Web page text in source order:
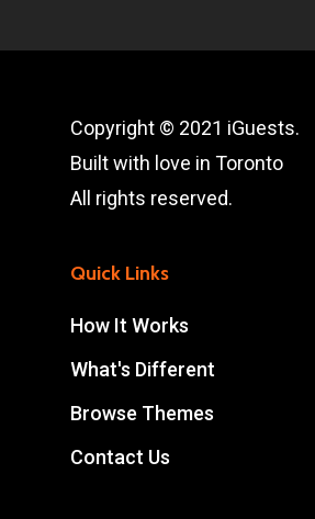
Copyright © 2021 iGuests.
Built with love in Toronto
All rights reserved.
Quick Links
How It Works
What's Different
Browse Themes
Contact Us